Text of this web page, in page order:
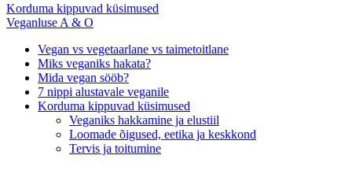
Korduma kippuvad küsimused
Veganluse A & O
Vegan vs vegetaarlane vs taimetoitlane
Miks veganiks hakata?
Mida vegan sööb?
7 nippi alustavale veganile
Korduma kippuvad küsimused
Veganiks hakkamine ja elustiil
Loomade õigused, eetika ja keskkond
Tervis ja toitumine